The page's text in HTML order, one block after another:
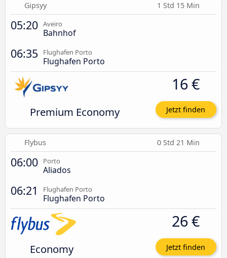
Gipsyy 1 Std 15 Min
05:20 Aveiro
Bahnhof
06:35 Flughafen Porto
Flughafen Porto
Premium Economy
16 €
Jetzt finden
Flybus 0 Std 21 Min
06:00 Porto
Aliados
06:21 Flughafen Porto
Flughafen Porto
Economy
26 €
Jetzt finden